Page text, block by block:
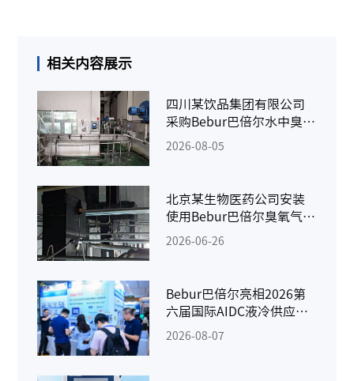
相关内容展示
四川某饮品集团有限公司
采购Bebur巴倍尔水中臭氧
检测仪
2026-08-05
北京某生物医药公司安装
使用Bebur巴倍尔臭氧气体
检测仪
2026-06-26
Bebur巴倍尔亮相2026第
六届国际AIDC液冷供应链
千人峰会
2026-08-07